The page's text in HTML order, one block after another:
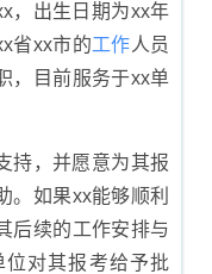
，出生日期为xx年
省xx市的工作人员
，目前服务于xx单
持，并愿意为其报
。如果xx能够顺利
后续的工作安排与
对其报考给予批